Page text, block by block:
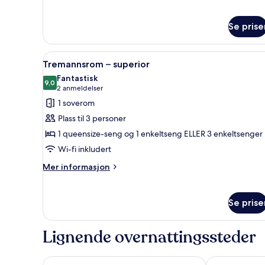
classic
Se
Åpne
alle
bildene
av
Tremannsrom
–
superior
Tremannsrom – superior |
8
Tremannsrom – superior
9,09,0 av 10
Fantastisk
2 anmeldelser
(2
anmeldelser)
1 soverom
Plass til 3 personer
1 queensize-seng og 1 enkeltseng ELLER 3 enkeltsenger
Wi-fi inkludert
Mer informasjon
Mer
superior
Se
Lignende overnattingssteder
The Social Hub Florence Lavagnini The Social